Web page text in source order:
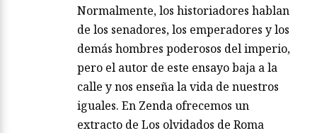
Normalmente, los historiadores hablan
de los senadores, los emperadores y los
demás hombres poderosos del imperio,
pero el autor de este ensayo baja a la
calle y nos enseña la vida de nuestros
iguales. En Zenda ofrecemos un
extracto de Los olvidados de Roma